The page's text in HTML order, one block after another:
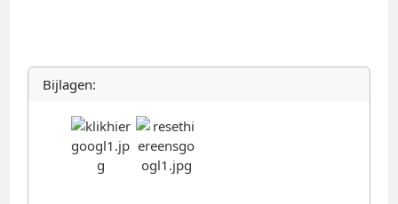
Bijlagen: